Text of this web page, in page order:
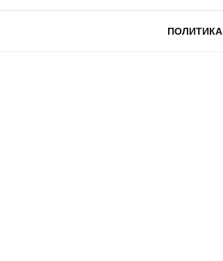
ПОЛИТИКА